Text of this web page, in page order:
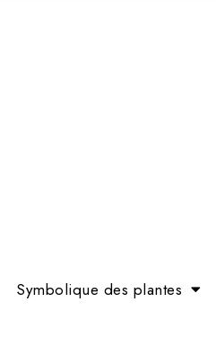
Symbolique des plantes